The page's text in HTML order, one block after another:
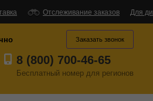
Отслеживание заказов Для
8 (800) 700-46-65
Бесплатный номер для регионов
Заказать звонок